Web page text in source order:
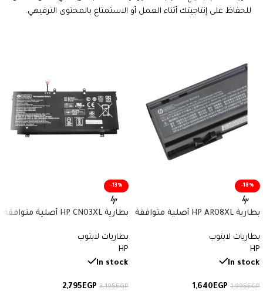
للحفاظ على إنتاجيتك أثناء العمل أو الاستمتاع بالمحتوى الترفيهي.
-18%
بطارية HP AR08XL أصلية متوافقة
ساعة
بطاريات لابتوب
HP
In stock
1,995EGP
1,640EGP
-13%
بطارية HP CN03XL أصلية متوافقة
سعة 57.9 واط/ساعة
بطاريات لابتوب
HP
In stock
3,195EGP
2,795EGP